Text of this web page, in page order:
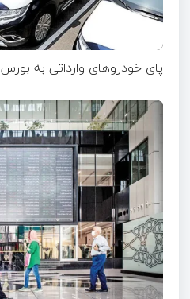
پای خودروهای وارداتی به